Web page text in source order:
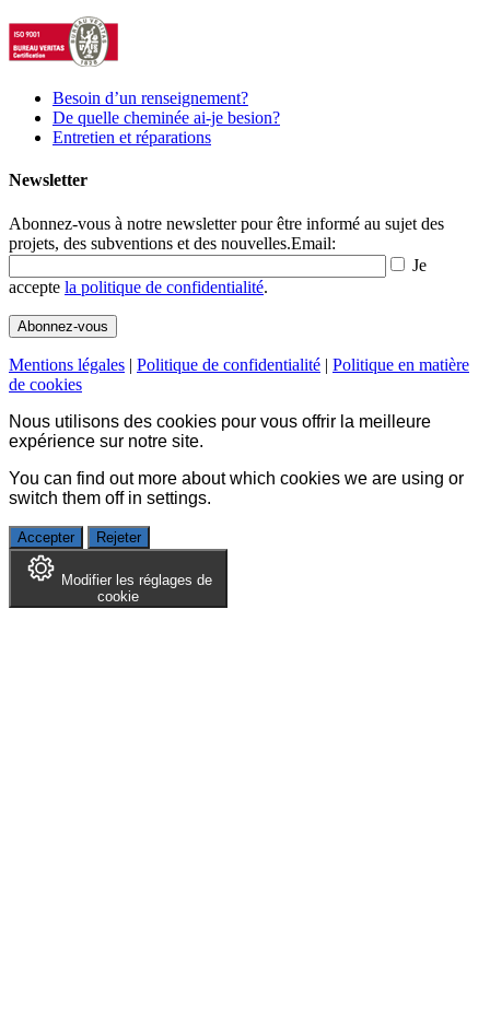
Besoin d’un renseignement?
De quelle cheminée ai-je besion?
Entretien et réparations
Newsletter
Abonnez-vous à notre newsletter pour être informé au sujet des
projets, des subventions et des nouvelles.Email:
Je
accepte la politique de confidentialité.
Mentions légales | Politique de confidentialité | Politique en matière
de cookies
Nous utilisons des cookies pour vous offrir la meilleure
expérience sur notre site.
You can find out more about which cookies we are using or
switch them off in settings.
Accepter Rejeter
Modifier les réglages de
cookie